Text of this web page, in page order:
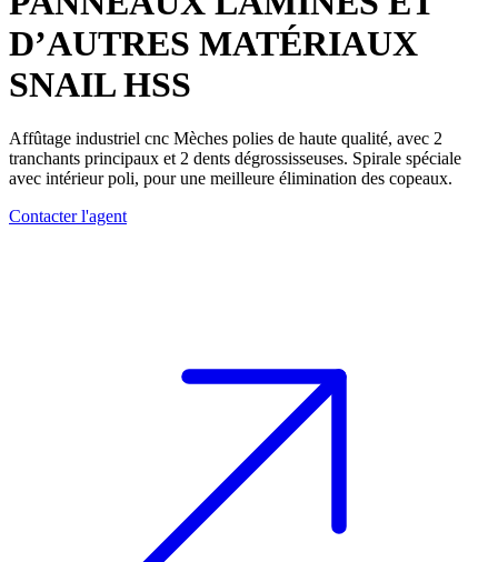
D’AUTRES MATÉRIAUX
SNAIL HSS
Affûtage industriel cnc Mèches polies de haute qualité, avec 2
tranchants principaux et 2 dents dégrossisseuses. Spirale spéciale
avec intérieur poli, pour une meilleure élimination des copeaux.
Contacter l'agent